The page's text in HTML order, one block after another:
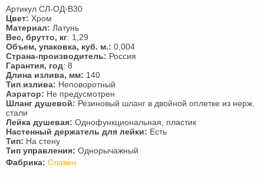
Артикул СЛ-ОД-В30
Цвет: Хром
Материал: Латунь
Вес, брутто, кг: 1,29
Объем, упаковка, куб. м.: 0,004
Страна-производитель: Россия
Гарантия, год: 8
Длина излива, мм: 140
Тип излива: Неповоротный
Аэратор: Не предусмотрен
Шланг душевой: Резиновый шланг в двойной оплетке из нерж.
стали
Лейка душевая: Однофункциональная, пластик
Настенный держатель для лейки: Есть
Тип: На стену
Тип управления: Однорычажный
Фабрика: Славен